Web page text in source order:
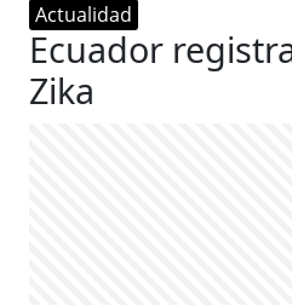
Actualidad
Ecuador
Zika